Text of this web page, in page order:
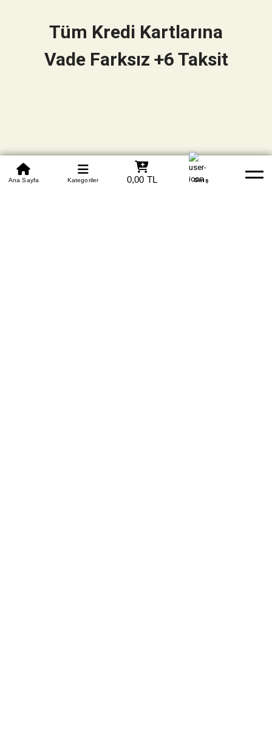
0850 305 09 70
Beden Tablosu Banka Hesapları Whatsapp Yardım
Ana Sayfa Kategoriler 0,00 TL Giriş
Tüm Kredi Kartlarına
Vade Farksız +6 Taksit